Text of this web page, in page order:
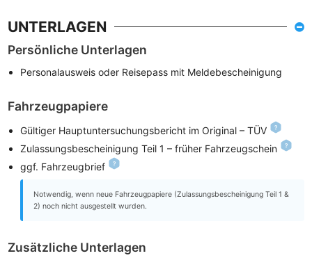
UNTERLAGEN
Persönliche Unterlagen
Personalausweis oder Reisepass mit Meldebescheinigung
Fahrzeugpapiere
Gültiger Hauptuntersuchungsbericht im Original – TÜV
Zulassungsbescheinigung Teil 1 – früher Fahrzeugschein
ggf. Fahrzeugbrief
Notwendig, wenn neue Fahrzeugpapiere (Zulassungsbescheinigung Teil 1 &
2) noch nicht ausgestellt wurden.
Zusätzliche Unterlagen